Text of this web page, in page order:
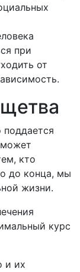
при
от
кто
до конца, мы
жизни.
курс
и их